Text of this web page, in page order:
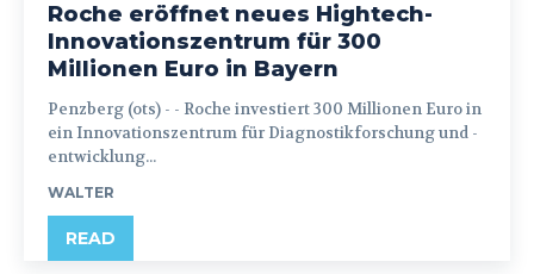
Roche eröffnet neues Hightech-
Innovationszentrum für 300
Millionen Euro in Bayern
Penzberg (ots) - - Roche investiert 300 Millionen Euro in
ein Innovationszentrum für Diagnostikforschung und -
entwicklung...
WALTER
READ